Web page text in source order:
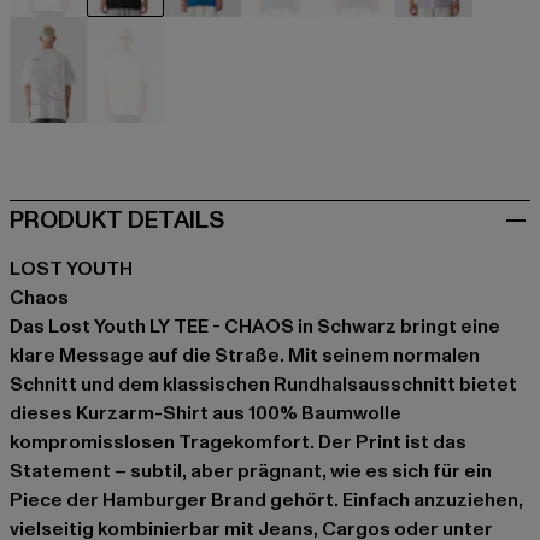
beige
PRODUKT DETAILS
LOST YOUTH
Chaos
Das Lost Youth LY TEE - CHAOS in Schwarz bringt eine
klare Message auf die Straße. Mit seinem normalen
Schnitt und dem klassischen Rundhalsausschnitt bietet
dieses Kurzarm-Shirt aus 100% Baumwolle
kompromisslosen Tragekomfort. Der Print ist das
Statement – subtil, aber prägnant, wie es sich für ein
Piece der Hamburger Brand gehört. Einfach anzuziehen,
vielseitig kombinierbar mit Jeans, Cargos oder unter